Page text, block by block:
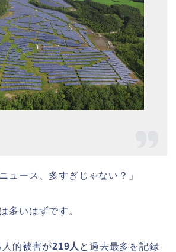
ュース、多すぎじゃない？」
多いはずです。
的被害が219人 と過去最多を記録